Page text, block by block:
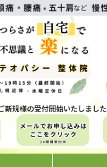
新規様の受付開始いたしました